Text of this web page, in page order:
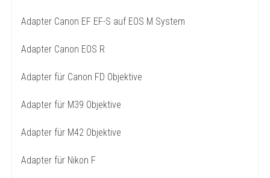
Adapter Canon EF EF-S auf EOS M System
Adapter Canon EOS R
Adapter für Canon FD Objektive
Adapter für M39 Objektive
Adapter für M42 Objektive
Adapter für Nikon F